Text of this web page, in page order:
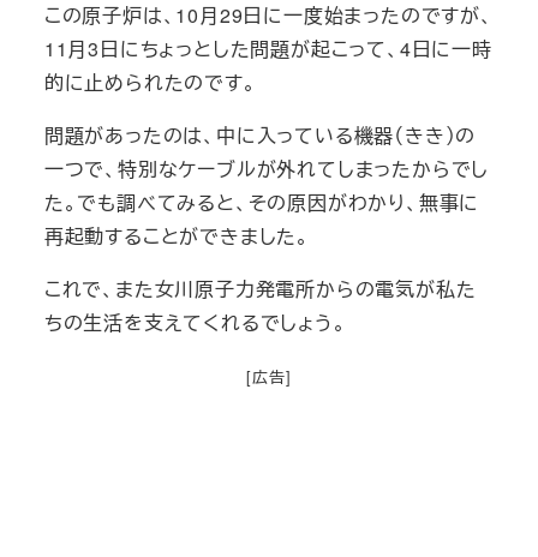
この原子炉は、10月29日に一度始まったのですが、
11月3日にちょっとした問題が起こって、4日に一時
的に止められたのです。
問題があったのは、中に入っている機器（きき）の
一つで、特別なケーブルが外れてしまったからでし
た。でも調べてみると、その原因がわかり、無事に
再起動することができました。
これで、また女川原子力発電所からの電気が私た
ちの生活を支えてくれるでしょう。
[広告]